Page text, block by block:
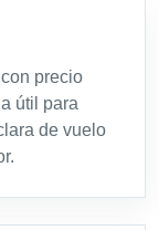
precio
útil para
de vuelo